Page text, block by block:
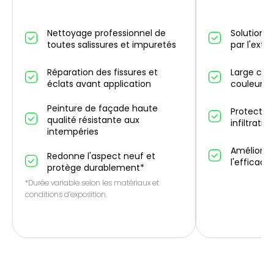
Nettoyage professionnel de
toutes salissures et impuretés
Réparation des fissures et
éclats avant application
Peinture de façade haute
qualité résistante aux
intempéries
Redonne l'aspect neuf et
protège durablement*
*Durée variable selon les matériaux et
conditions d’exposition.
Solution
par
Large
couleurs